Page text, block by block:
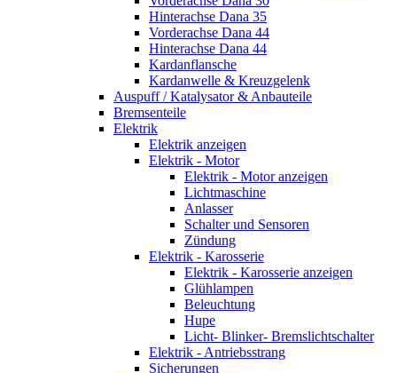
Hinterachse Dana 35
Vorderachse Dana 44
Hinterachse Dana 44
Kardanflansche
Kardanwelle & Kreuzgelenk
Auspuff / Katalysator & Anbauteile
Bremsenteile
Elektrik
Elektrik anzeigen
Elektrik - Motor
Elektrik - Motor anzeigen
Lichtmaschine
Anlasser
Schalter und Sensoren
Zündung
Elektrik - Karosserie
Elektrik - Karosserie anzeigen
Glühlampen
Beleuchtung
Hupe
Licht- Blinker- Bremslichtschalter
Elektrik - Antriebsstrang
Sicherungen